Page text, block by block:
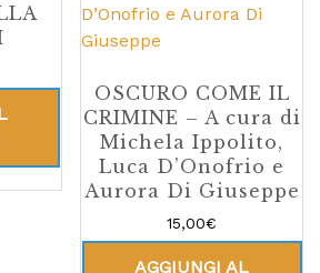
OSCURO COME IL
CRIMINE – A cura di
Michela Ippolito,
Luca D’Onofrio e
Aurora Di Giuseppe
15,00€
AGGIUNGI AL